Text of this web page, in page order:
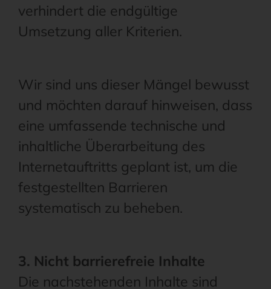
verhindert die endgültige
Umsetzung aller Kriterien.
Wir sind uns dieser Mängel bewusst
und möchten darauf hinweisen, dass
eine umfassende technische und
inhaltliche Überarbeitung des
Internetauftritts geplant ist, um die
festgestellten Barrieren
systematisch zu beheben.
3. Nicht barrierefreie Inhalte
Die nachstehenden Inhalte sind